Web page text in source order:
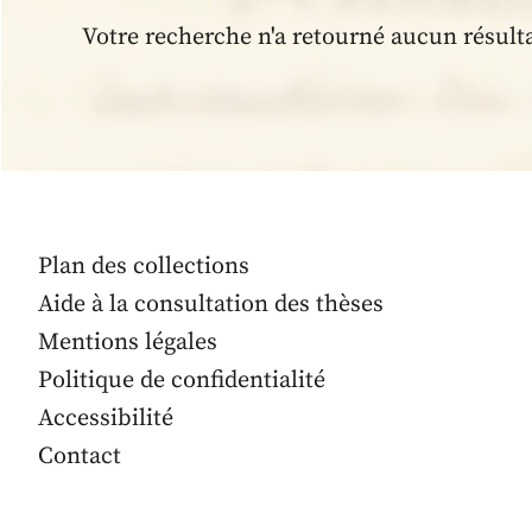
Votre recherche n'a retourné aucun
Plan des collections
Aide à la consultation des thèses
Mentions légales
Politique de confidentialité
Accessibilité
Contact